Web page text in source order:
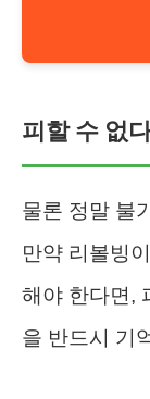
피할 수 없
물론 정말 불
만약 리볼빙
해야 한다면,
을 반드시 기